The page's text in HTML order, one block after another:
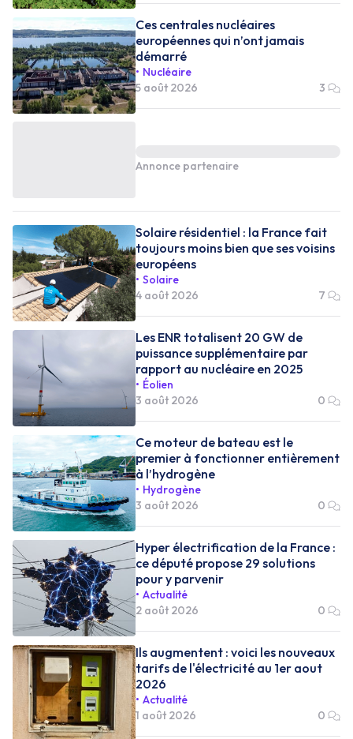
Ces centrales nucléaires
européennes qui n’ont jamais
démarré
Nucléaire
5 août 2026
3
Annonce partenaire
Solaire résidentiel : la France fait
toujours moins bien que ses voisins
européens
Solaire
4 août 2026
7
Les ENR totalisent 20 GW de
puissance supplémentaire par
rapport au nucléaire en 2025
Éolien
3 août 2026
0
Ce moteur de bateau est le
premier à fonctionner entièrement
à l’hydrogène
Hydrogène
3 août 2026
0
Hyper électrification de la France :
ce député propose 29 solutions
pour y parvenir
Actualité
2 août 2026
0
Ils augmentent : voici les nouveaux
tarifs de l'électricité au 1er aout
2026
Actualité
1 août 2026
0